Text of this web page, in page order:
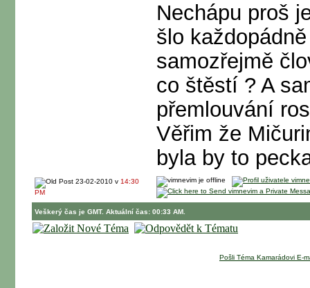
Nechápu proš
šlo
samozřejmě
co štěstí ? A
přemlouvání
Věřim že
byla by to
23-02-2010 v 14:30
PM
Veškerý čas je GMT. Aktuální čas: 00:33 AM.
Pošli Téma Kamarádovi E-